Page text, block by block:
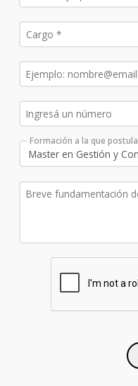
Formación a la que postula